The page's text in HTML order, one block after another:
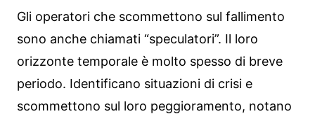
Gli operatori che scommettono sul fallimento
sono anche chiamati “speculatori”. Il loro
orizzonte temporale è molto spesso di breve
periodo. Identificano situazioni di crisi e
scommettono sul loro peggioramento, notano